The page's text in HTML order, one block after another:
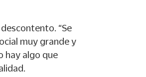
“Se
muy grande y
hay algo que